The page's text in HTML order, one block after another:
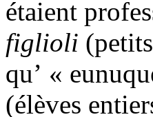
étaient
figlioli
qu’ «
(élèves